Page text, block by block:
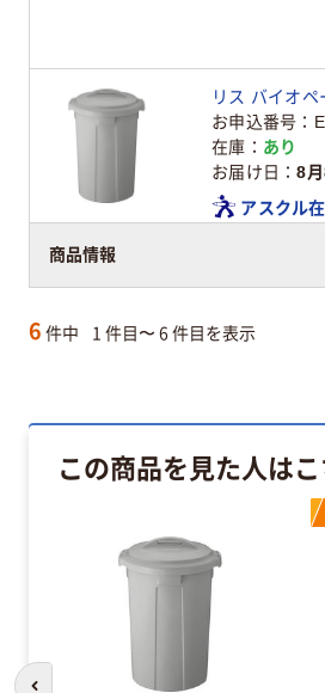
商品情報
リス バイオ
お申込番号
在庫
あり
お届け日
8月
アスクル
6 件中 1 件目〜 6 件目を表示
この商品を見た人は